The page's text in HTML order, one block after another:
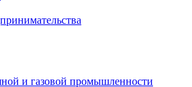
и газовой промышленности